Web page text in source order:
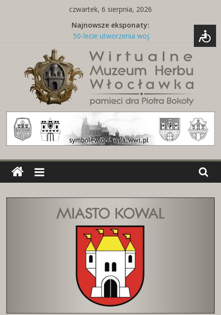
czwartek, 6 sierpnia, 2026
Najnowsze eksponaty:
50-lecie utworzenia woj.
Tabliczka z nazwą ulicy
Naszywki z herbami miast
Brelok z godłem Polski i herbem
miasta
Miedziany talerz z herbami miast
Wirtualne
Muzeum
Herbu
Włocławka